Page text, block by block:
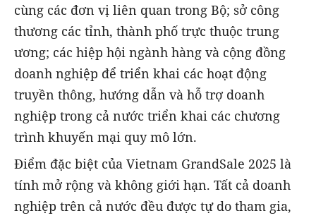
cùng các đơn vị liên quan trong Bộ; sở công
thương các tỉnh, thành phố trực thuộc trung
ương; các hiệp hội ngành hàng và cộng đồng
doanh nghiệp để triển khai các hoạt động
truyền thông, hướng dẫn và hỗ trợ doanh
nghiệp trong cả nước triển khai các chương
trình khuyến mại quy mô lớn.
Điểm đặc biệt của Vietnam GrandSale 2025 là
tính mở rộng và không giới hạn. Tất cả doanh
nghiệp trên cả nước đều được tự do tham gia,